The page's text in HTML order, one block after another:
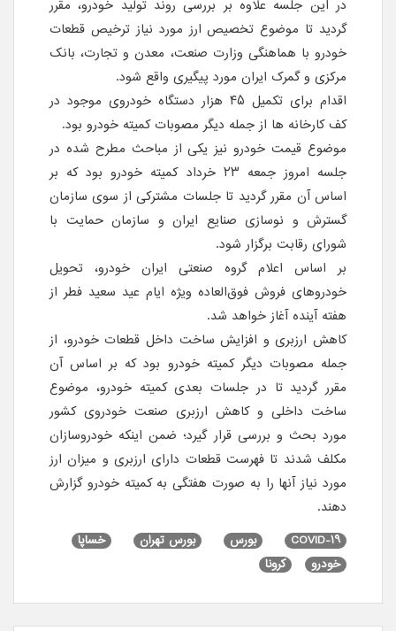
در این جلسه علاوه بر بررسی روند تولید خودرو، مقرر
گردید تا موضوع تخصیص ارز مورد نیاز ترخیص قطعات
خودرو با هماهنگی وزارت صنعت، معدن و تجارت، بانک
مرکزی و گمرک ایران مورد پیگیری واقع شود.
اقدام برای تکمیل ۴۵ هزار دستگاه خودروی موجود در
کف کارخانه ها از جمله دیگر مصوبات کمیته خودرو بود.
موضوع قیمت خودرو نیز یکی از مباحث مطرح شده در
جلسه امروز جمعه ۲۳ خرداد کمیته خودرو بود که بر
اساس آن مقرر گردید تا جلسات مشترکی از سوی سازمان
گسترش و نوسازی صنایع ایران و سازمان حمایت با
شورای رقابت برگزار شود.
بر اساس اعلام گروه صنعتی ایران خودرو، تحویل
خودروهای فروش فوق‎‌العاده ویژه ایام عید سعید فطر از
هفته آینده آغاز خواهد شد.
کاهش ارزبری و افزایش ساخت داخل قطعات خودرو، از
جمله مصوبات دیگر کمیته خودرو بود که بر اساس آن
مقرر گردید تا در جلسات بعدی کمیته خودرو، موضوع
ساخت داخلی و کاهش ارزبری صنعت خودروی کشور
مورد بحث و بررسی قرار گیرد؛ ضمن اینکه خودروسازان
مکلف شدند تا فهرست قطعات دارای ارزبری و میزان ارز
مورد نیاز آنها را به صورت هفتگی به کمیته خودرو گزارش
دهند.
COVID-19 بورس بورس تهران
خساپا
خودرو
کرونا